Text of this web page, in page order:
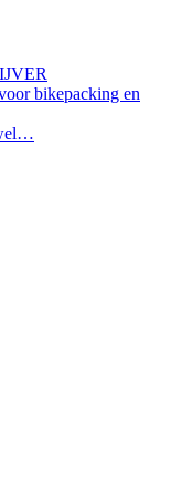
bikepacking en